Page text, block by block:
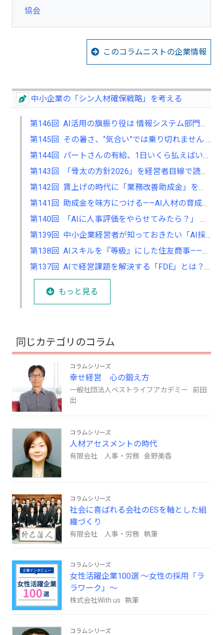
協会
このコラムニストの企業情報
中小企業の「シン人材確保戦略」を考える
もっと見る
同じカテゴリのコラム
コラムシリーズ
幸せ経営 心の鍛え方
一般社団法人ベストライフアカデミー 前田
出
コラムシリーズ
人材アセスメントの時代
有限会社 人事・労務 金野美香
コラムシリーズ
社会に喜ばれる会社のESを軸とした組
織づくり
有限会社 人事・労務 執筆
コラムシリーズ
女性活躍企業100選 ～女性の採用「ラ
ラワーク」～
株式会社With us 執筆
コラムシリーズ